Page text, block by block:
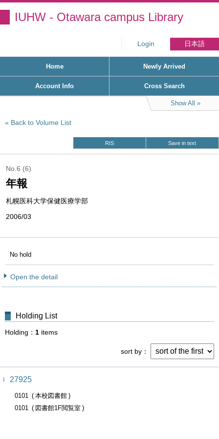
IUHW - Otawara campus Library
Login 日本語
Home Newly Arrived
Account Info Cross Search
Show All
Back to Volume List
RIS Save in text
No.6 (6)
年報
札幌医科大学保健医療学部
2006/03
No hold
Open the detail
Holding List
Holding 1 items
sort by
1 27925
0101
本校図書館
0101
図書館1F閲覧室